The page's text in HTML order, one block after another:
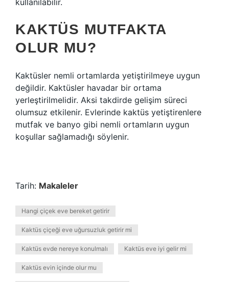
kullanılabilir.
KAKTÜS MUTFAKTA
OLUR MU?
Kaktüsler nemli ortamlarda yetiştirilmeye uygun
değildir. Kaktüsler havadar bir ortama
yerleştirilmelidir. Aksi takdirde gelişim süreci
olumsuz etkilenir. Evlerinde kaktüs yetiştirenlere
mutfak ve banyo gibi nemli ortamların uygun
koşullar sağlamadığı söylenir.
Tarih: Makaleler
Hangi çiçek eve bereket getirir
Kaktüs çiçeği eve uğursuzluk getirir mi
Kaktüs evde nereye konulmalı Kaktüs eve iyi gelir mi
Kaktüs evin içinde olur mu